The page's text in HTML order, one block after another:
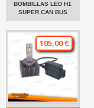
BOMBILLAS LED H1
SUPER CAN BUS
105,00 €